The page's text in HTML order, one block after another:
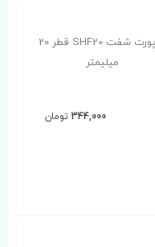
ساپورت شفت SHF20 قطر 20
میلیمتر
344,000 تومان